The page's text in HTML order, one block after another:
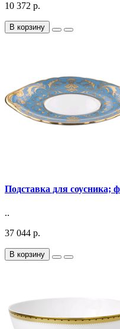
10 372 р.
В корзину
Подставка для соусника;
..
37 044 р.
В корзину